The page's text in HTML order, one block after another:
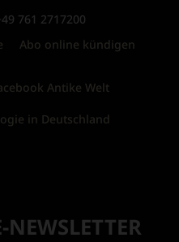
761 2717200
Abo online kündigen
Antike Welt
in Deutschland